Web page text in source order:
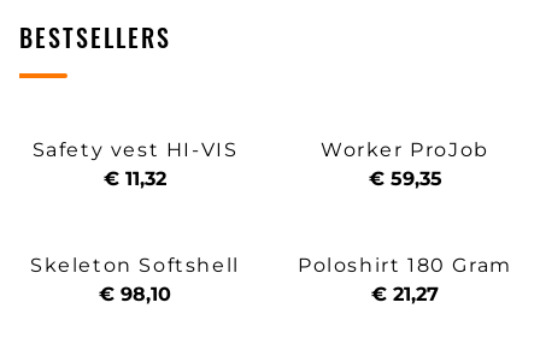
BESTSELLERS
Safety vest HI-VIS
€ 11,32
Worker ProJob
€ 59,35
Skeleton Softshell
€ 98,10
Poloshirt 180 Gram
€ 21,27